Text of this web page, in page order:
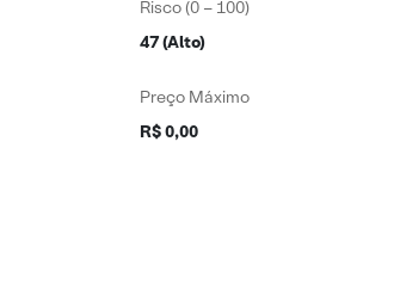
Risco (0 – 100)
47 (Alto)
Preço Máximo
R$ 0,00